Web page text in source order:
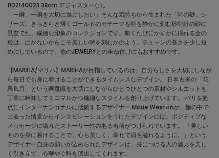
1102140023 38cm アジャスターなし
「一瞬、一瞬を大切に過ごしたい」そんな気持ちから生まれた「時の砂」シ
リーズ。きらきらと輝くゴールドのモチーフを時を静かに刻む砂時計の砂に
見立てた、繊細な印象のコレクションです。動くたびにかすかに揺れる金の
粒は、はかないからこそ美しい時を刻むかのよう。チェーンの長さを少し短
めにしているので、他のJEWELRYとの重ね付けにもおすすめです。
【MARIHA/マリハ】MARIHAが目指しているのは、自分らしさを大切にしなが
ら毎日でも身に着けることができるタイムレスなデザイン。 日本古来の「花
鳥風月」という美意識を大切にしながらひとつひとつの素材やシルエットを
丁寧に吟味してミニマルかつ繊細なスタイルを創り上げています。 パリを拠
点にインターナショナルに活動するデザイナー Marie Westonが、旅の中で
出会った情景からインスピレーションをうけたデザインには、ポジティブな
メッセージに溢れたストーリー性のある名前がつけられています。 「美しい
ものを身に着けることで、心も美しく、幸せで満ち溢れるように。」という
デザイナー自身の願いが込められたデザインは、身につける人の魅力を美し
く引き立て、心華やぐ時を演出してくれます。